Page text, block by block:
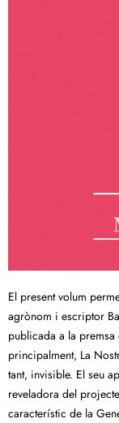
El present volum
agrònom i escriptor
publicada a la
principalment, La
tant, invisible. El seu
reveladora del
característic de la